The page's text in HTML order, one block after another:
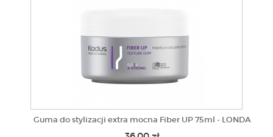
Guma do stylizacji extra mocna Fiber UP 75ml - LONDA